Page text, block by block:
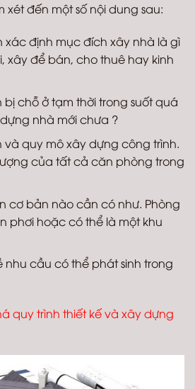
xét đến một số nội dung sau:
xác định mục đích xây nhà là gì
xây để bán, cho thuê hay kinh
chỗ ở tạm thời trong suốt quá
nhà mới chưa ?
và quy mô xây dựng công trình.
của tất cả căn phòng trong
cơ bản nào cần có như. Phòng
phơi hoặc có thể là một khu
nhu cầu có thể phát sinh trong
quy trình thiết kế và xây dựng